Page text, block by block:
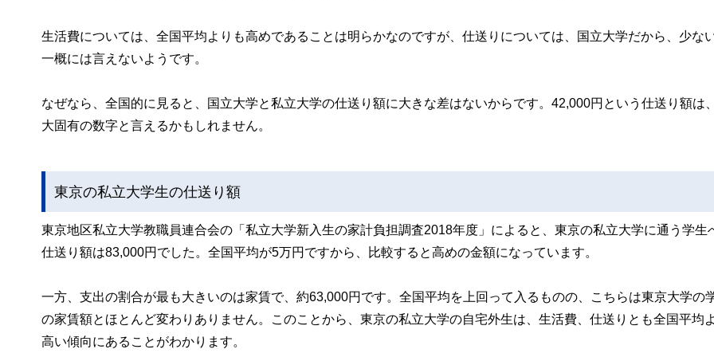
生活費については、全国平均よりも高めであることは明らかなのですが、仕送りについては、国立大学だから、少な
一概には言えないようです。
なぜなら、全国的に見ると、国立大学と私立大学の仕送り額に大きな差はないからです。42,000円という仕送り額は
大固有の数字と言えるかもしれません。
東京の私立大学生の仕送り額
東京地区私立大学教職員連合会の「私立大学新入生の家計負担調査2018年度」によると、東京の私立大学に通う学生
仕送り額は83,000円でした。全国平均が5万円ですから、比較すると高めの金額になっています。
一方、支出の割合が最も大きいのは家賃で、約63,000円です。全国平均を上回って入るものの、こちらは東京大学の
の家賃額とほとんど変わりありません。このことから、東京の私立大学の自宅外生は、生活費、仕送りとも全国平均
高い傾向にあることがわかります。